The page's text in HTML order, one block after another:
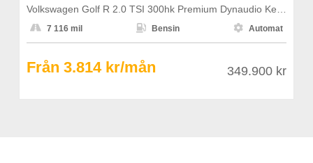
 7 116 mil  Bensin  Automat
Från 3.814 kr/mån 349.900 kr